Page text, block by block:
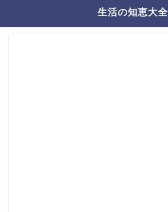
生活の知恵大全